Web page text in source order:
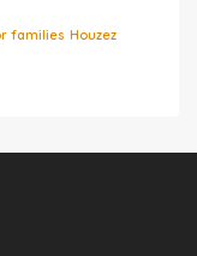
families Houzez